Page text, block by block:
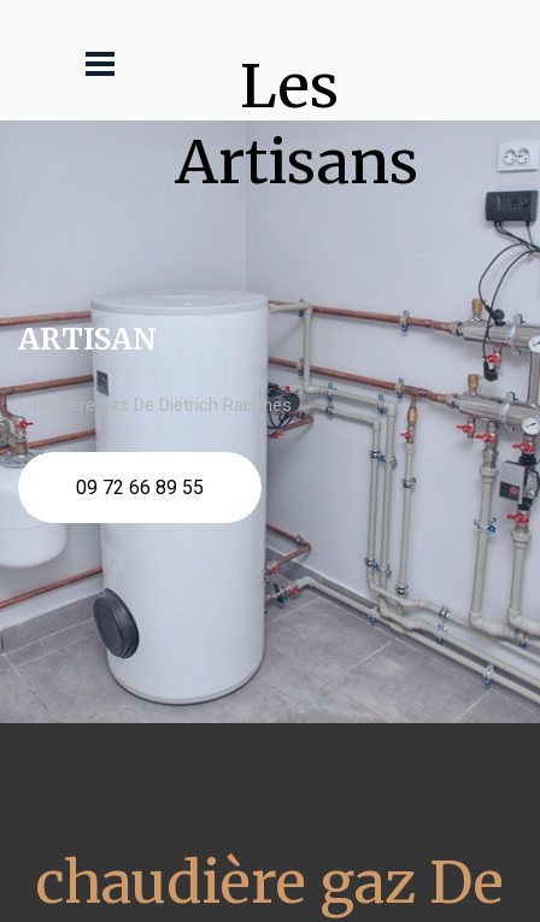
Les
Artisans
ARTISAN
chaudière gaz De Dietrich Raismes
09 72 66 89 55
chaudière gaz De